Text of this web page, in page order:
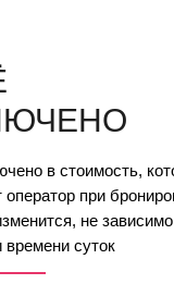
в стоимость,
при
не
времени суток